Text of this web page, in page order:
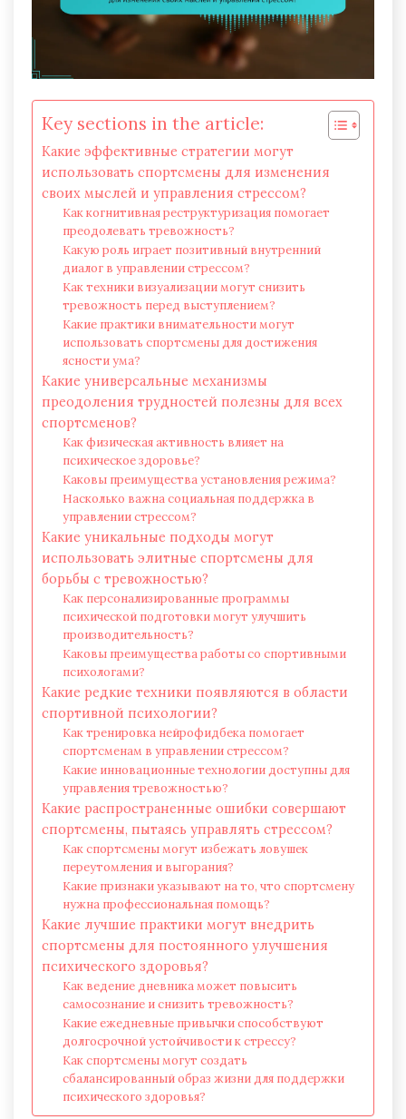
Key sections in the article:
Какие эффективные стратегии могут
использовать спортсмены для изменения
своих мыслей и управления стрессом?
Как когнитивная реструктуризация помогает
преодолевать тревожность?
Какую роль играет позитивный внутренний
диалог в управлении стрессом?
Как техники визуализации могут снизить
тревожность перед выступлением?
Какие практики внимательности могут
использовать спортсмены для достижения
ясности ума?
Какие универсальные механизмы
преодоления трудностей полезны для всех
спортсменов?
Как физическая активность влияет на
психическое здоровье?
Каковы преимущества установления режима?
Насколько важна социальная поддержка в
управлении стрессом?
Какие уникальные подходы могут
использовать элитные спортсмены для
борьбы с тревожностью?
Как персонализированные программы
психической подготовки могут улучшить
производительность?
Каковы преимущества работы со спортивными
психологами?
Какие редкие техники появляются в области
спортивной психологии?
Как тренировка нейрофидбека помогает
спортсменам в управлении стрессом?
Какие инновационные технологии доступны для
управления тревожностью?
Какие распространенные ошибки совершают
спортсмены, пытаясь управлять стрессом?
Как спортсмены могут избежать ловушек
переутомления и выгорания?
Какие признаки указывают на то, что спортсмену
нужна профессиональная помощь?
Какие лучшие практики могут внедрить
спортсмены для постоянного улучшения
психического здоровья?
Как ведение дневника может повысить
самосознание и снизить тревожность?
Какие ежедневные привычки способствуют
долгосрочной устойчивости к стрессу?
Как спортсмены могут создать
сбалансированный образ жизни для поддержки
психического здоровья?